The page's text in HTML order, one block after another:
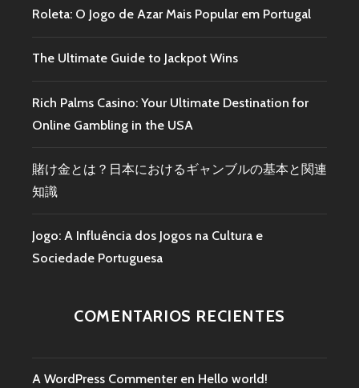
Roleta: O Jogo de Azar Mais Popular em Portugal
The Ultimate Guide to Jackpot Wins
Rich Palms Casino: Your Ultimate Destination for
Online Gambling in the USA
賭け金とは？日本におけるギャンブルの基本と関連
知識
Jogo: A Influência dos Jogos na Cultura e
Sociedade Portuguesa
COMENTARIOS RECIENTES
A WordPress Commenter en Hello world!